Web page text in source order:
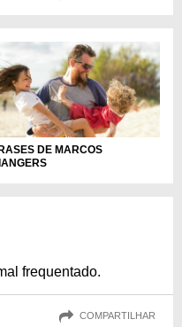
DE MARCOS
frequentado.
COMPARTILHAR